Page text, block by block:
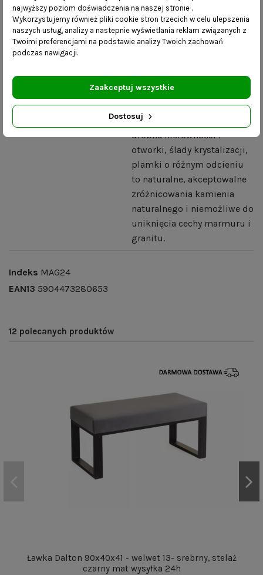
Szczegóły produktu
Dostawa:
Mebel dostarczany na
Blat z granitu lub marmuru: Zróżnicowany kolor żyłek,
ich grubość i kształt a także
drobne nierówności i
otworki, ślady krystalizacji,
plamki o różnym odcieniu
to naturalne, akceptowalne
zróżnicowania kamienia
naturalnego i niemożliwe do
uniknięcia cechy marmuru i
granitu.
Indeks MAG24
EAN13 5904473280653
12 polecanych produktów
Ławka Dalton 90x40x41 - welwet 13- srebrny, stelaż
czarny mat wysyłka 24h
najwyższy poziom doświadczenia na naszej stronie .
Wykorzystujemy również pliki cookie stron trzecich w celu ulepszenia
naszych usług, analizy a nastepnie wyświetlania reklam związanych z
Twoimi preferencjami na podstawie analizy Twoich zachowań
podczas nawigacji.
Dostosuj
Zaakceptuj wszystkie